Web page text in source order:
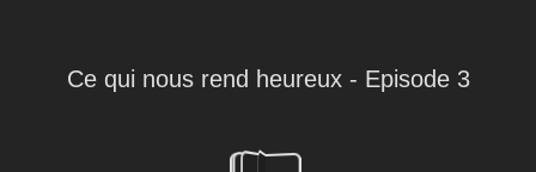
Ce qui nous rend heureux - Episode 3